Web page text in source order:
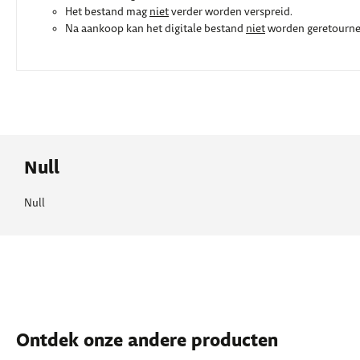
Het bestand magnietverder worden verspreid.
Na aankoop kan het digitale bestand nietworden
Null
Null
Ontdek onze andere producten